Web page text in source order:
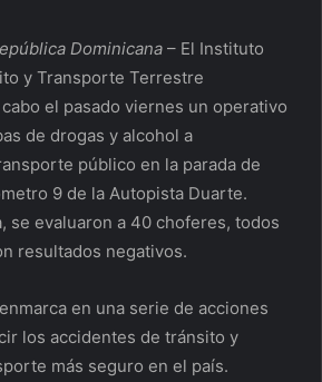
Dominicana – El Instituto
y Transporte Terrestre
el pasado viernes un operativo
de drogas y alcohol a
público en la parada de
9 de la Autopista Duarte.
se evaluaron a 40 choferes, todos
resultados negativos.
en una serie de acciones
los accidentes de tránsito y
más seguro en el país.